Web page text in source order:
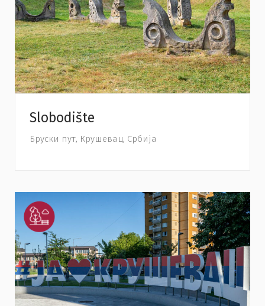
Slobodište
Бруски пут, Крушевац, Србија